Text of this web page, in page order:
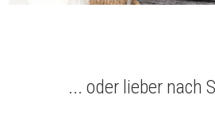
... oder lieber nach